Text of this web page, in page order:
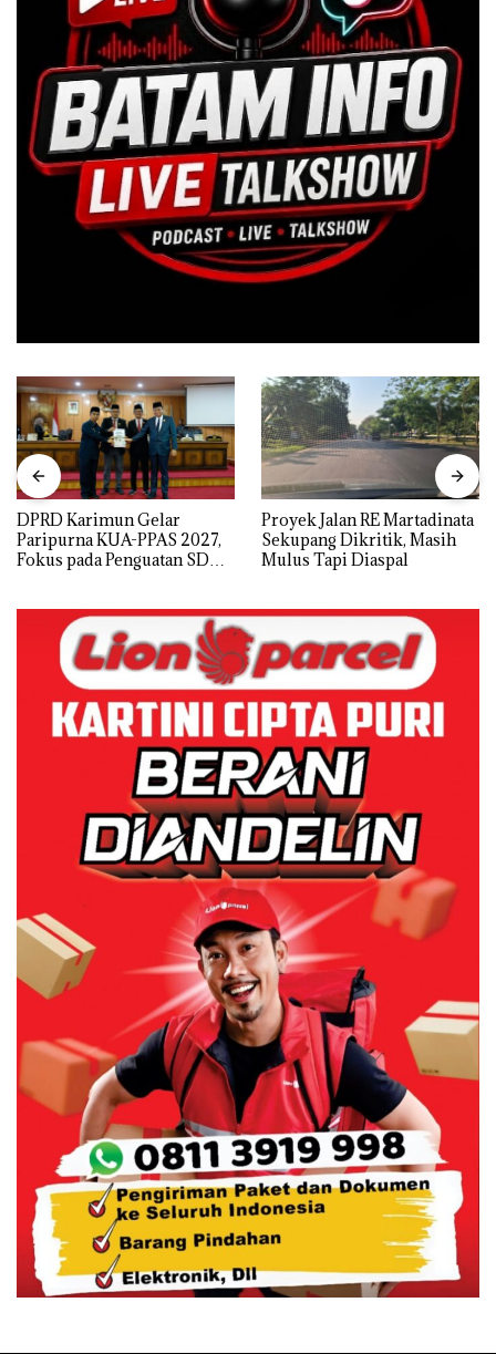
DPRD Karimun Gelar
Paripurna KUA-PPAS 2027,
Fokus pada Penguatan SDM,
Proyek Jalan RE Martadinata
Sekupang Dikritik, Masih
Mulus Tapi Diaspal